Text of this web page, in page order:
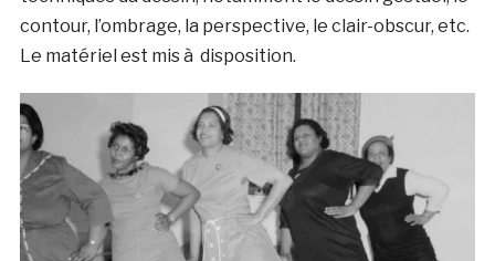
contour, l’ombrage, la perspective, le clair-obscur, etc.
Le matériel est mis à disposition.